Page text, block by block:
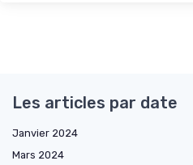
Les articles par date
Janvier 2024
Mars 2024